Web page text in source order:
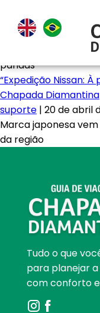
paridas
“Expedição Nissan:
Chapada Diamantina
suporte | 20 de abril
Marca japonesa
da região
Tudo o que
para planejar
com conforto